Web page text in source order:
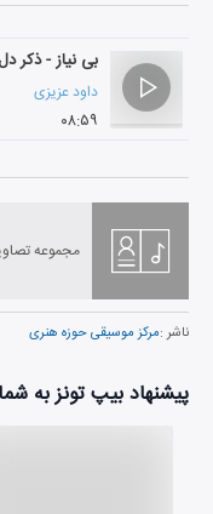
بی نیاز - ذکر دل
داود عزیزی
۰۸:۵۹
مجموعه
ناشر :مرکز موسیقی حوزه هنری
پیشنهاد بیپ تونز به شما